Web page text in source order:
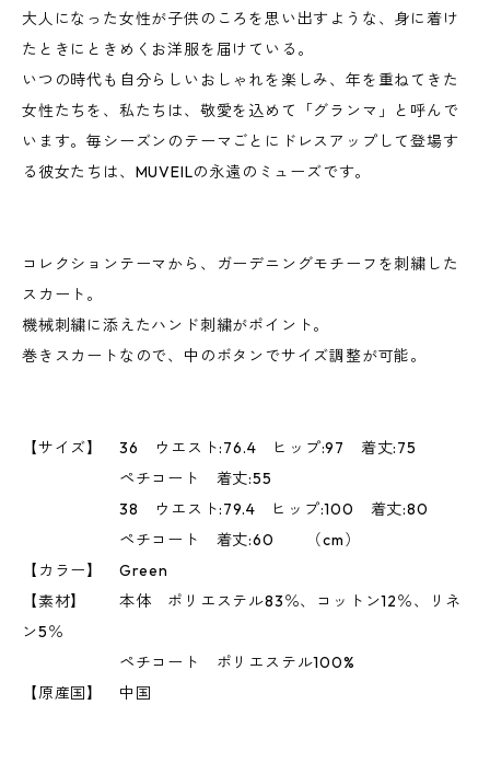
大人になった女性が子供のころを思い出すような、身に着け
たときにときめくお洋服を届けている。
いつの時代も自分らしいおしゃれを楽しみ、年を重ねてきた
女性たちを、私たちは、敬愛を込めて「グランマ」と呼んで
います。毎シーズンのテーマごとにドレスアップして登場す
る彼女たちは、MUVEILの永遠のミューズです。
コレクションテーマから、ガーデニングモチーフを刺繍した
スカート。
機械刺繍に添えたハンド刺繍がポイント。
巻きスカートなので、中のボタンでサイズ調整が可能。
【サイズ】 36 ウエスト:76.4 ヒップ:97 着丈:75
ペチコート 着丈:55
38 ウエスト:79.4 ヒップ:100 着丈:80
ペチコート 着丈:60 （cm）
【カラー】 Green
【素材】 本体 ポリエステル83％、コットン12％、リネ
ン5％
ペチコート ポリエステル100%
【原産国】 中国